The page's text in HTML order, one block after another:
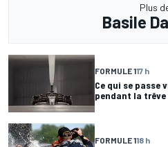
Plus
Basile
FORMULE 117 h
Ce qui se passe
pendant la
FORMULE 118 h